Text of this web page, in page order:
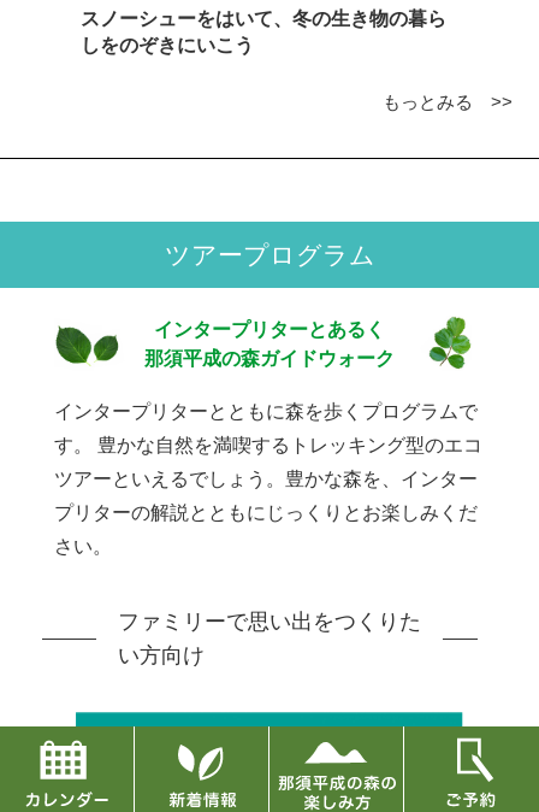
スノーシューをはいて、冬の生き物の暮ら
しをのぞきにいこう
もっとみる >>
ツアープログラム
インタープリターとあるく
那須平成の森ガイドウォーク
インタープリターとともに森を歩くプログラムで
す。
豊かな自然を満喫するトレッキング型のエコ
ツアーといえるでしょう。豊かな森を、インター
プリターの解説とともにじっくりとお楽しみくだ
さい。
ファミリーで思い出をつくりた
い方向け